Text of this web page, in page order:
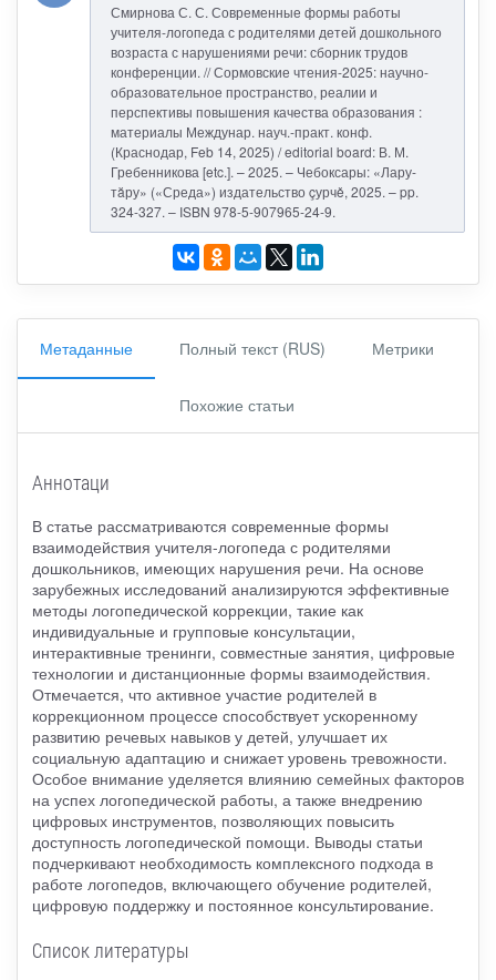
Смирнова С. С. Современные формы работы
учителя-логопеда с родителями детей дошкольного
возраста с нарушениями речи: сборник трудов
конференции. // Сормовские чтения-2025: научно-
образовательное пространство, реалии и
перспективы повышения качества образования :
материалы Междунар. науч.-практ. конф.
(Краснодар, Feb 14, 2025) / editorial board: В. М.
Гребенникова [etc.]. – 2025. – Чебоксары: «Лару-
тăру» («Среда») издательство çурчě, 2025. – pp.
324-327. – ISBN 978-5-907965-24-9.
Метаданные Полный текст (RUS) Метрики
Похожие статьи
Аннотаци
В статье рассматриваются современные формы
взаимодействия учителя-логопеда с родителями
дошкольников, имеющих нарушения речи. На основе
зарубежных исследований анализируются эффективные
методы логопедической коррекции, такие как
индивидуальные и групповые консультации,
интерактивные тренинги, совместные занятия, цифровые
технологии и дистанционные формы взаимодействия.
Отмечается, что активное участие родителей в
коррекционном процессе способствует ускоренному
развитию речевых навыков у детей, улучшает их
социальную адаптацию и снижает уровень тревожности.
Особое внимание уделяется влиянию семейных факторов
на успех логопедической работы, а также внедрению
цифровых инструментов, позволяющих повысить
доступность логопедической помощи. Выводы статьи
подчеркивают необходимость комплексного подхода в
работе логопедов, включающего обучение родителей,
цифровую поддержку и постоянное консультирование.
Список литературы